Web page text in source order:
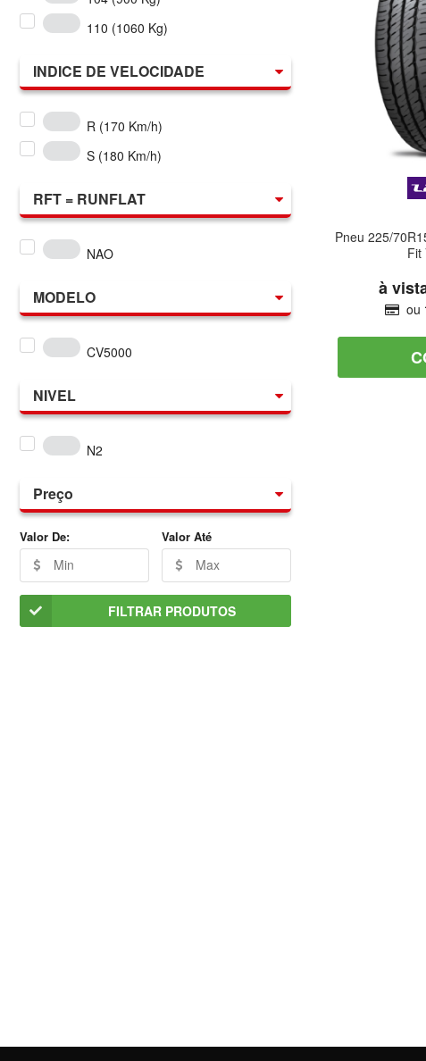
110 (1060 Kg)
INDICE DE VELOCIDADE
R (170 Km/h)
S (180 Km/h)
RFT = RUNFLAT
NAO
MODELO
CV5000
NIVEL
N2
Preço
Valor De: Valor Até
FILTRAR PRODUTOS
Pneu 225/
Fit
ou